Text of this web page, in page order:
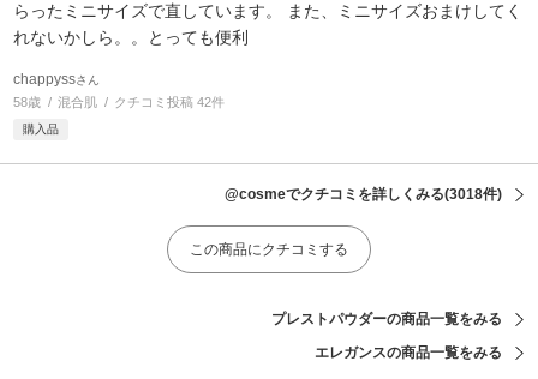
らったミニサイズで直しています。 また、ミニサイズおまけしてく
れないかしら。。とっても便利
chappyssさん
58歳 混合肌 クチコミ投稿 42件
購入品
@cosmeでクチコミを詳しくみる(3018件)
この商品にクチコミする
プレストパウダーの商品一覧をみる
エレガンスの商品一覧をみる